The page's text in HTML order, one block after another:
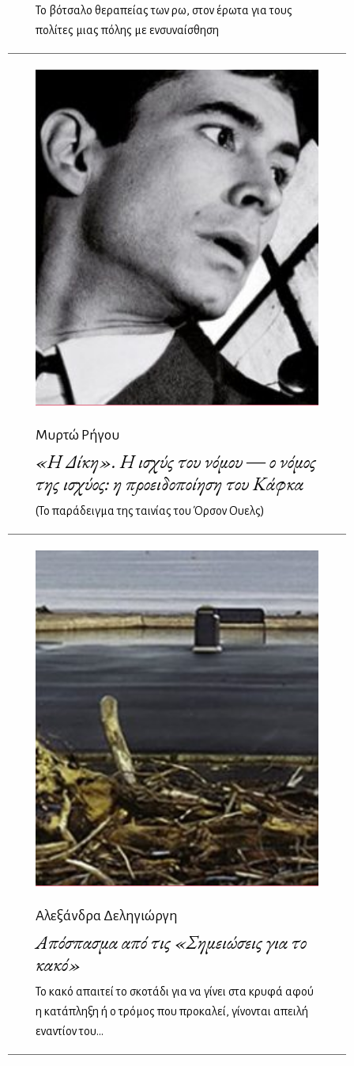
Το βότσαλο θεραπείας των ρω, στον έρωτα για τους
πολίτες μιας πόλης με ενσυναίσθηση
Μυρτώ Ρήγου
«Η Δίκη». Η ισχύς του νόμου ― ο νόμος
της ισχύος: η προειδοποίηση του Κάφκα
(Το παράδειγμα της ταινίας του Όρσον Oυελς)
Αλεξάνδρα Δεληγιώργη
Απόσπασμα από τις «Σημειώσεις για το
κακό»
Το κακό απαιτεί το σκοτάδι για να γίνει στα κρυφά αφού
η κατάπληξη ή ο τρόμος που προκαλεί, γίνονται απειλή
εναντίον του...